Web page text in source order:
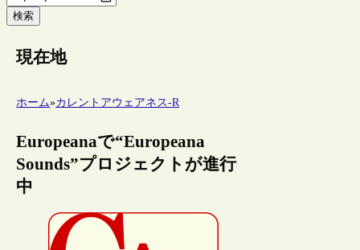
検索
現在地
ホーム»カレントアウェアネス-R
Europeanaで“Europeana
Sounds”プロジェクトが進行
中